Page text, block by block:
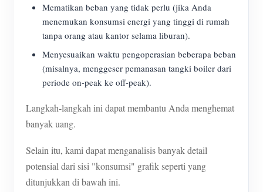
Mematikan beban yang tidak perlu (jika Anda
menemukan konsumsi energi yang tinggi di rumah
tanpa orang atau kantor selama liburan).
Menyesuaikan waktu pengoperasian beberapa beban
(misalnya, menggeser pemanasan tangki boiler dari
periode on-peak ke off-peak).
Langkah-langkah ini dapat membantu Anda menghemat
banyak uang.
Selain itu, kami dapat menganalisis banyak detail
potensial dari sisi "konsumsi" grafik seperti yang
ditunjukkan di bawah ini.